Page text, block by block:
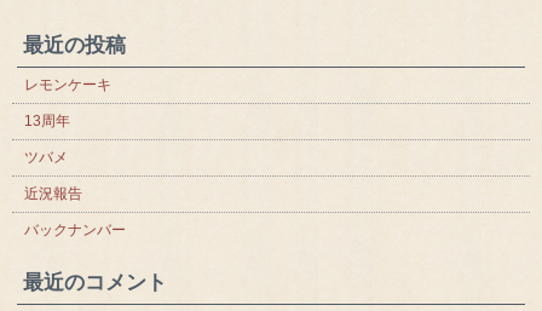
最近の投稿
レモンケーキ
13周年
ツバメ
近況報告
バックナンバー
最近のコメント